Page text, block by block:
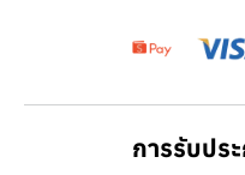
การรับปร